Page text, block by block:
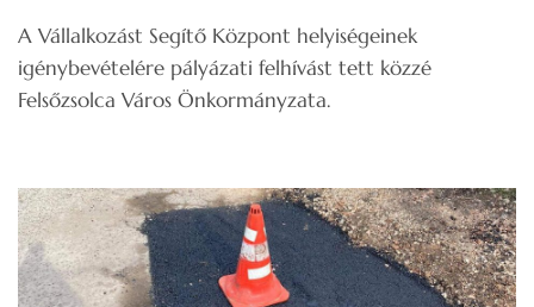
A Vállalkozást Segítő Központ helyiségeinek
igénybevételére pályázati felhívást tett közzé
Felsőzsolca Város Önkormányzata.